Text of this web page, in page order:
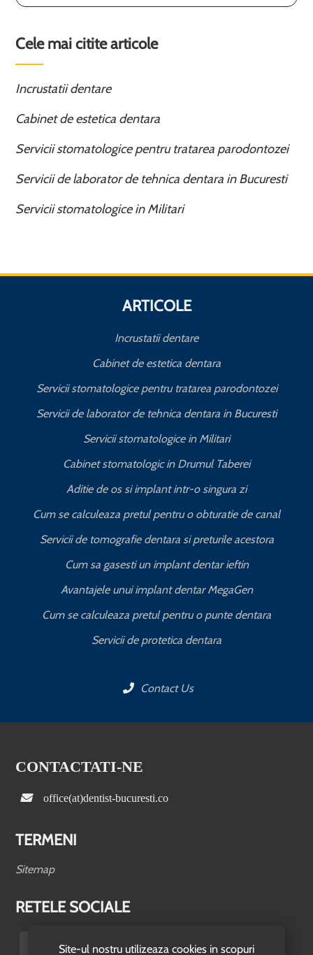
Site-ul nostru utilizeaza cookies in scopuri
Cele mai citite articole
Incrustatii dentare
Cabinet de estetica dentara
Servicii stomatologice pentru tratarea parodontozei
Servicii de laborator de tehnica dentara in Bucuresti
Servicii stomatologice in Militari
ARTICOLE
Incrustatii dentare
Cabinet de estetica dentara
Servicii stomatologice pentru tratarea parodontozei
Servicii de laborator de tehnica dentara in Bucuresti
Servicii stomatologice in Militari
Cabinet stomatologic in Drumul Taberei
Aditie de os si implant intr-o singura zi
Cum se calculeaza pretul pentru o obturatie de canal
Servicii de tomografie dentara si preturile acestora
Cum sa gasesti un implant dentar ieftin
Avantajele unui implant dentar MegaGen
Cum se calculeaza pretul pentru o punte dentara
Servicii de protetica dentara
Contact Us
CONTACTATI-NE
office(at)dentist-bucuresti.co
TERMENI
Sitemap
RETELE SOCIALE